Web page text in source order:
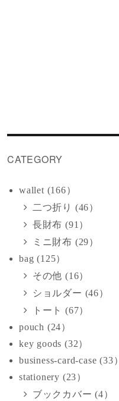
CATEGORY
wallet (166）
二つ折り (46）
長財布 (91）
ミニ財布 (29）
bag (125）
その他 (16）
ショルダー (46）
トート (67）
pouch (24）
key goods (32）
business-card-case (33）
stationery (23）
ブックカバー (4）